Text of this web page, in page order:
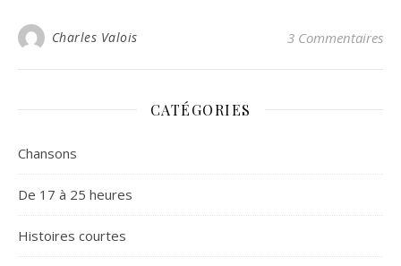
Charles Valois 3 Commentaires
CATÉGORIES
Chansons
De 17 à 25 heures
Histoires courtes